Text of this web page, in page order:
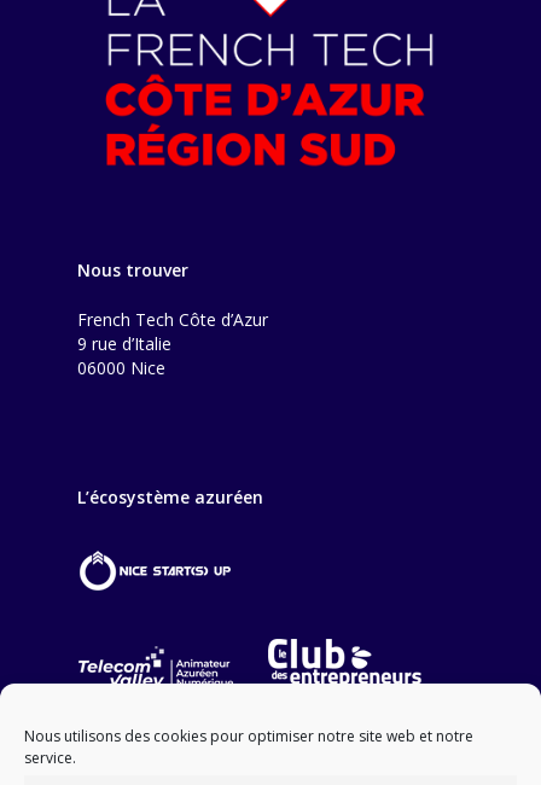
Nous utilisons des cookies pour optimiser notre site web et notre
service.
Nous trouver
French Tech Côte d’Azur
9 rue d’Italie
06000 Nice
L’écosystème azuréen